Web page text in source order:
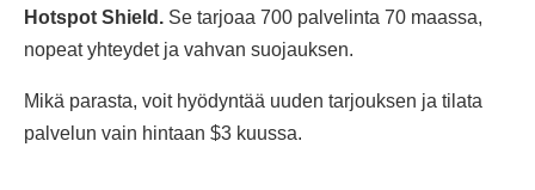
Hotspot Shield. Se tarjoaa 700 palvelinta 70 maassa,
nopeat yhteydet ja vahvan suojauksen.
Mikä parasta, voit hyödyntää uuden tarjouksen ja tilata
palvelun vain hintaan $3 kuussa.